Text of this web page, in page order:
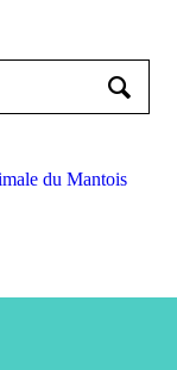
du Mantois